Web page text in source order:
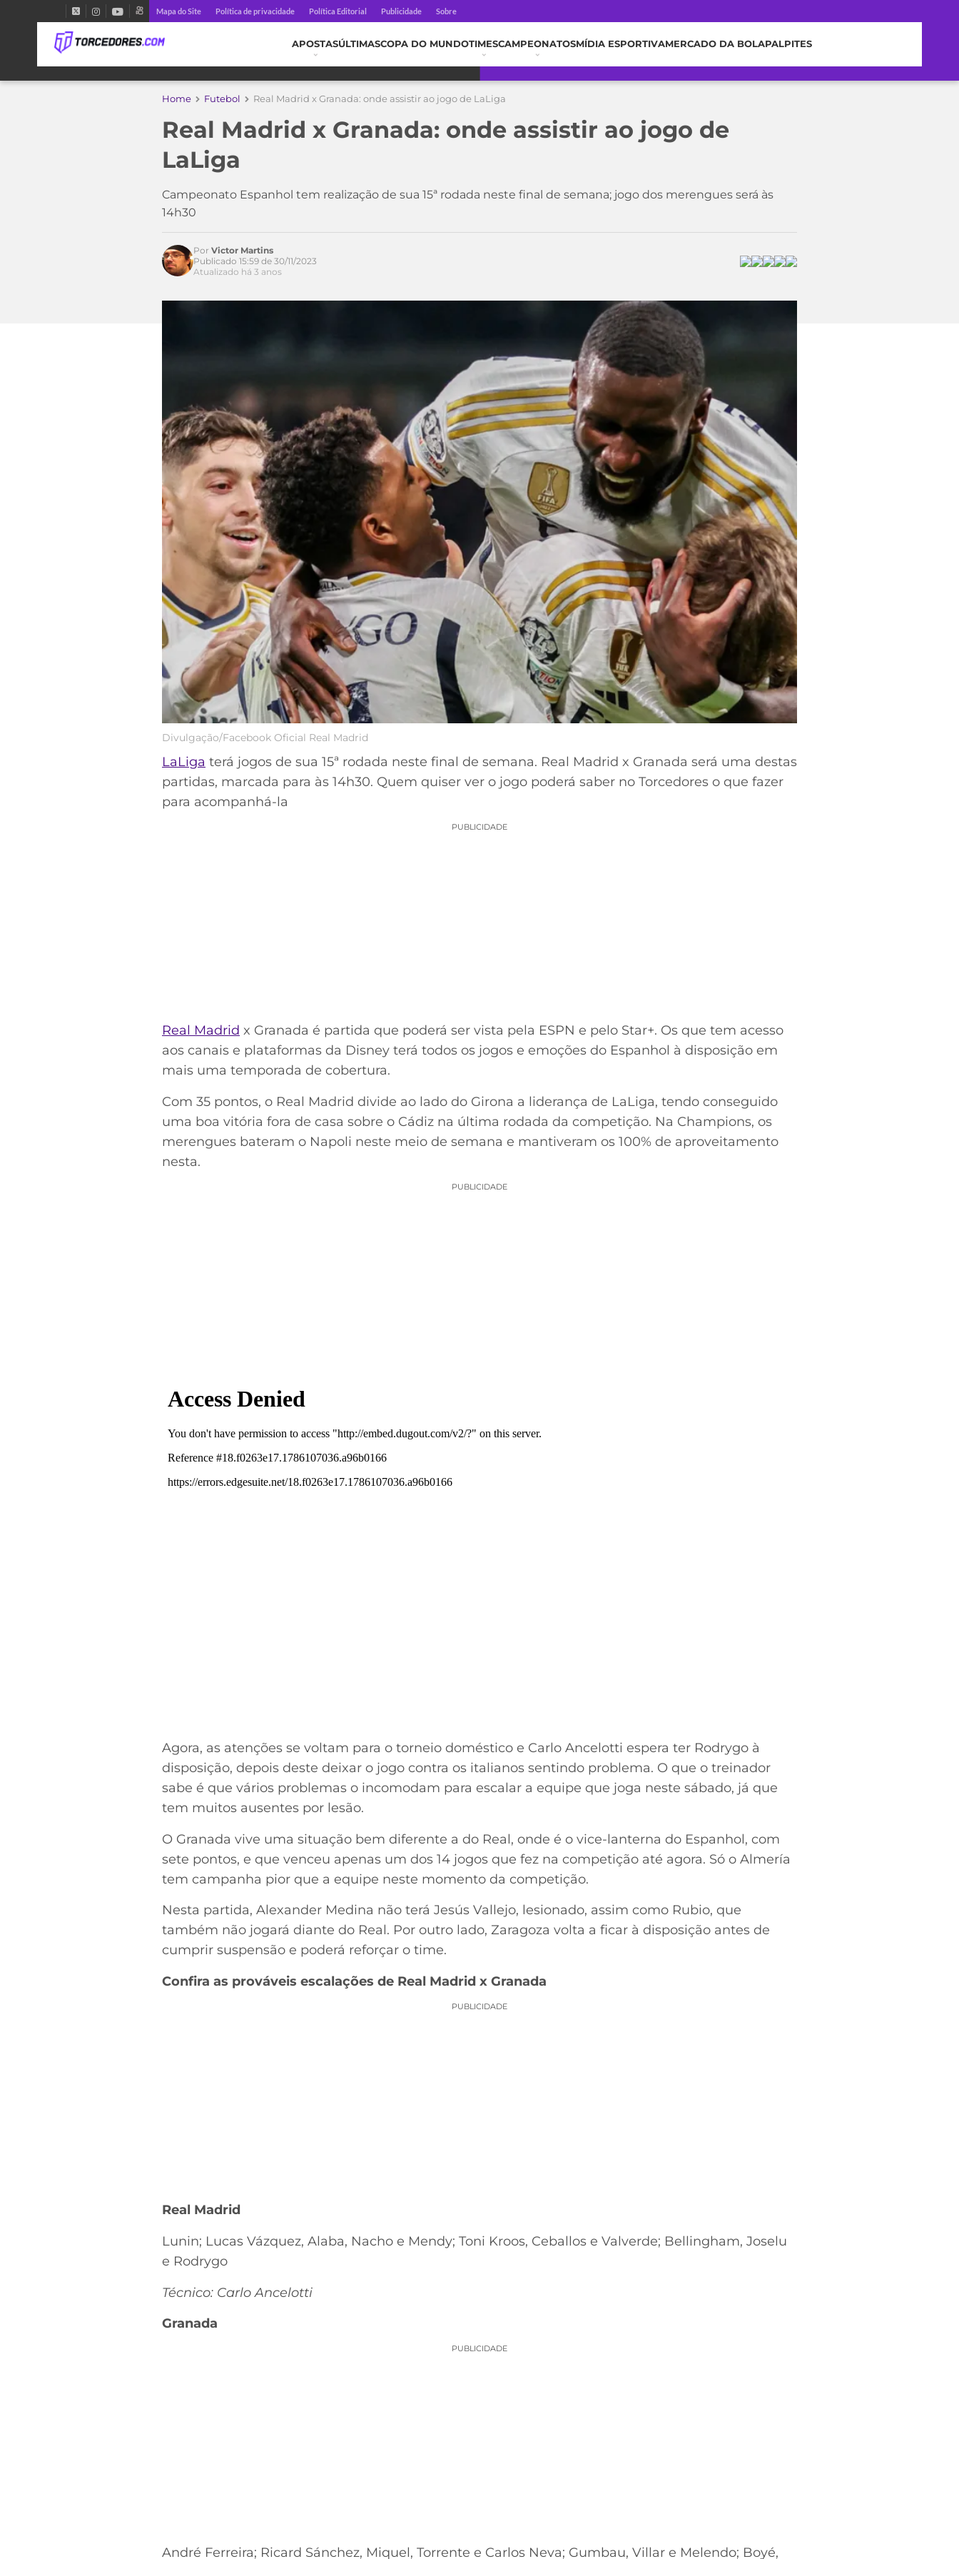
Mapa do Site Política de privacidade Política Editorial Publicidade Sobre
APOSTASÚLTIMASCOPA DO MUNDOTIMESCAMPEONATOSMÍDIA ESPORTIVAMERCADO DA BOLAPALPITES
Home Futebol Real Madrid x Granada: onde assistir ao jogo de LaLiga
Real Madrid x Granada: onde assistir ao jogo de
LaLiga
Campeonato Espanhol tem realização de sua 15ª rodada neste final de semana; jogo dos merengues será às
14h30
Acesse o perfil do autor
Por Victor Martins
Publicado 15:59 de 30/11/2023
Atualizado há 3 anos
Divulgação/Facebook Oficial Real Madrid
LaLiga terá jogos de sua 15ª rodada neste final de semana. Real Madrid x Granada será uma destas
partidas, marcada para às 14h30. Quem quiser ver o jogo poderá saber no Torcedores o que fazer
para acompanhá-la
PUBLICIDADE
Real Madrid x Granada é partida que poderá ser vista pela ESPN e pelo Star+. Os que tem acesso
aos canais e plataformas da Disney terá todos os jogos e emoções do Espanhol à disposição em
mais uma temporada de cobertura.
Com 35 pontos, o Real Madrid divide ao lado do Girona a liderança de LaLiga, tendo conseguido
uma boa vitória fora de casa sobre o Cádiz na última rodada da competição. Na Champions, os
merengues bateram o Napoli neste meio de semana e mantiveram os 100% de aproveitamento
nesta.
PUBLICIDADE
Agora, as atenções se voltam para o torneio doméstico e Carlo Ancelotti espera ter Rodrygo à
disposição, depois deste deixar o jogo contra os italianos sentindo problema. O que o treinador
sabe é que vários problemas o incomodam para escalar a equipe que joga neste sábado, já que
tem muitos ausentes por lesão.
O Granada vive uma situação bem diferente a do Real, onde é o vice-lanterna do Espanhol, com
sete pontos, e que venceu apenas um dos 14 jogos que fez na competição até agora. Só o Almería
tem campanha pior que a equipe neste momento da competição.
Nesta partida, Alexander Medina não terá Jesús Vallejo, lesionado, assim como Rubio, que
também não jogará diante do Real. Por outro lado, Zaragoza volta a ficar à disposição antes de
cumprir suspensão e poderá reforçar o time.
Confira as prováveis escalações de Real Madrid x Granada
PUBLICIDADE
Real Madrid
Lunin; Lucas Vázquez, Alaba, Nacho e Mendy; Toni Kroos, Ceballos e Valverde; Bellingham, Joselu
e Rodrygo
Técnico: Carlo Ancelotti
Granada
PUBLICIDADE
André Ferreira; Ricard Sánchez, Miquel, Torrente e Carlos Neva; Gumbau, Villar e Melendo; Boyé,